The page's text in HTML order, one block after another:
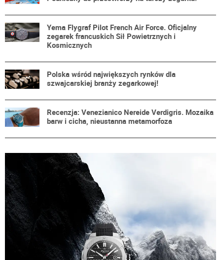
Yema Flygraf Pilot French Air Force. Oficjalny
zegarek francuskich Sił Powietrznych i
Kosmicznych
Polska wśród największych rynków dla
szwajcarskiej branży zegarkowej!
Recenzja: Venezianico Nereide Verdigris. Mozaika
barw i cicha, nieustanna metamorfoza